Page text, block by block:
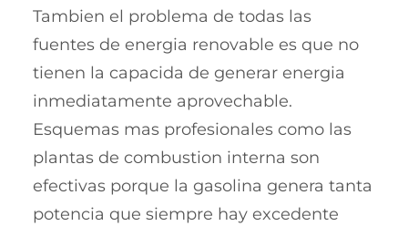
Tambien el problema de todas las
fuentes de energia renovable es que no
tienen la capacida de generar energia
inmediatamente aprovechable.
Esquemas mas profesionales como las
plantas de combustion interna son
efectivas porque la gasolina genera tanta
potencia que siempre hay excedente